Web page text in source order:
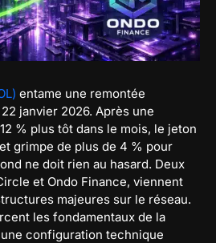
entame une remontée
janvier 2026. Après une
% plus tôt dans le mois, le jeton
grimpe de plus de 4 % pour
ne doit rien au hasard. Deux
et Ondo Finance, viennent
majeures sur le réseau.
les fondamentaux de la
configuration technique